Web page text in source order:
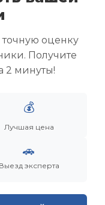
оценку
Получите
2 минуты!
💰
Лучшая цена
🚗
Выезд эксперта